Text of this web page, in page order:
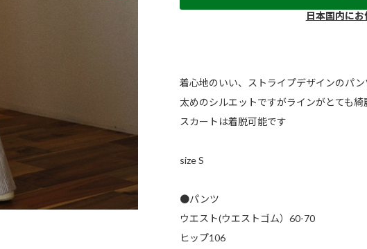
日本国内に
着心地のいい、ストライプデザインのパン
太めのシルエットですがラインがとても
スカートは着脱可能です
size S
●パンツ
ウエスト(ウエストゴム）60-70
ヒップ106